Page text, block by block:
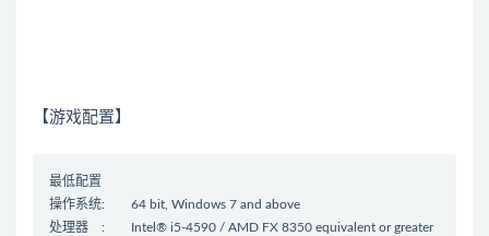
【游戏配置】
最低配置
操作系统: 64 bit, Windows 7 and above
处理器 : Intel® i5-4590 / AMD FX 8350 equivalent or greater